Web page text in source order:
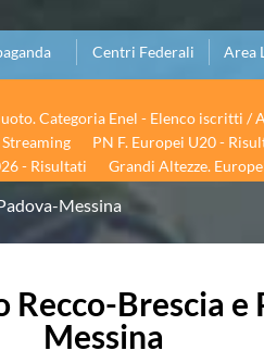
Centri Federali Area
Categoria Enel - Elenco iscritti /
PN F. Europei U20 -
- Risultati Grandi Altezze.
Messina
Recco-Brescia e
Messina